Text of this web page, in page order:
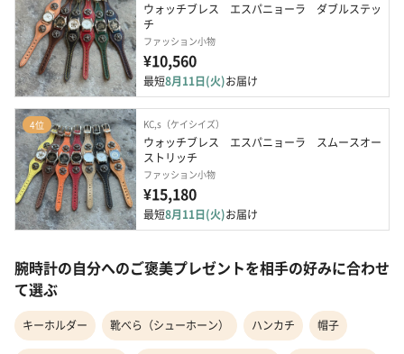
ウォッチブレス　エスパニョーラ　ダブルステッ
チ
ファッション小物
¥10,560
最短8月11日(火)お届け
4位 KC,s（ケイシイズ）
ウォッチブレス　エスパニョーラ　スムースオー
ストリッチ
ファッション小物
¥15,180
最短8月11日(火)お届け
腕時計の自分へのご褒美プレゼントを相手の好みに合わせ
て選ぶ
キーホルダー 靴べら（シューホーン） ハンカチ 帽子